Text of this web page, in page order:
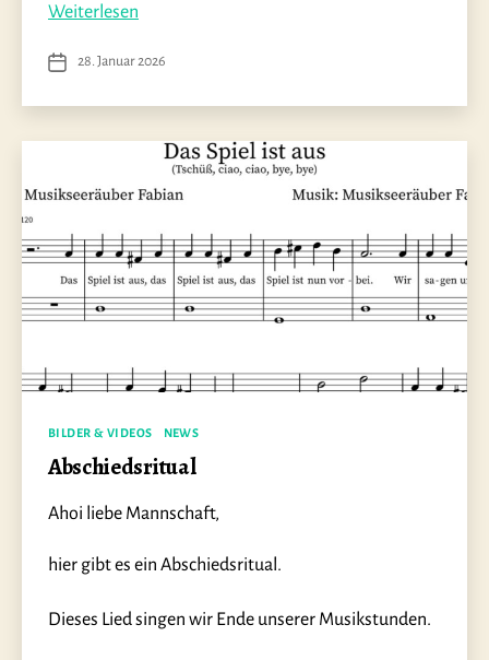
Weiterlesen
Veröffentlichungsdatum
28. Januar 2026
Kategorien
BILDER & VIDEOS NEWS
Abschiedsritual
Ahoi liebe Mannschaft,
hier gibt es ein Abschiedsritual.
Dieses Lied singen wir Ende unserer Musikstunden.